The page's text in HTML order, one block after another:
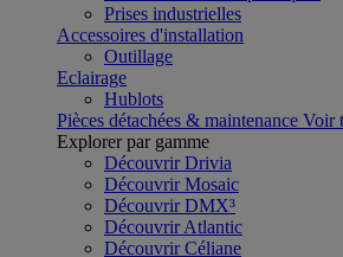
Prises industrielles
Accessoires d'installation
Outillage
Eclairage
Hublots
Pièces détachées & maintenance Voir
Explorer par gamme
Découvrir Drivia
Découvrir Mosaic
Découvrir DMX³
Découvrir Atlantic
Découvrir Céliane